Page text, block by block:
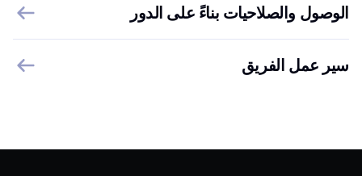
الوصول والصلاحيات بناءً على الدور
سير عمل الفريق